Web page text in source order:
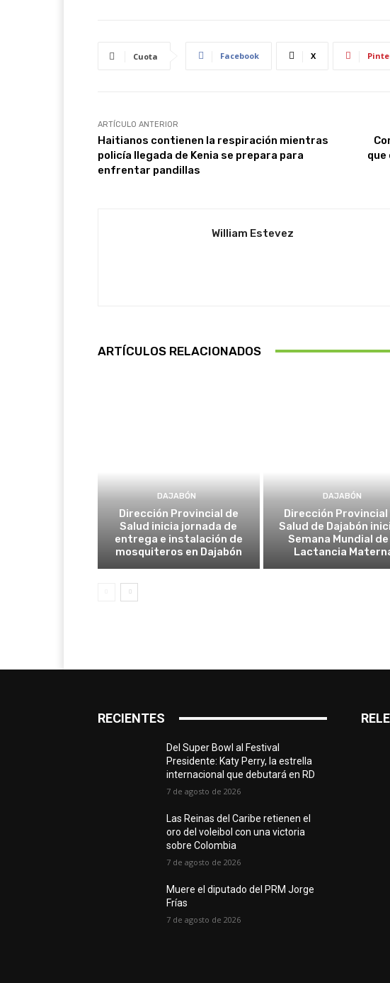
Cuota Facebook X
ARTÍCULO ANTERIOR
Haitianos contienen la respiración mientras
policía llegada de Kenia se prepara para
enfrentar pandillas
que
William Estevez
ARTÍCULOS RELACIONADOS
DAJABÓN
Dirección Provincial de
Salud inicia jornada de
entrega e instalación de
mosquiteros en Dajabón
DAJABÓN
Dirección Provincial
Salud de Dajabón
Semana Mundial de
Lactancia
RECIENTES
Del Super Bowl al Festival
Presidente: Katy Perry, la estrella
internacional que debutará en RD
7 de agosto de 2026
Las Reinas del Caribe retienen el
oro del voleibol con una victoria
sobre Colombia
7 de agosto de 2026
Muere el diputado del PRM Jorge
Frías
7 de agosto de 2026